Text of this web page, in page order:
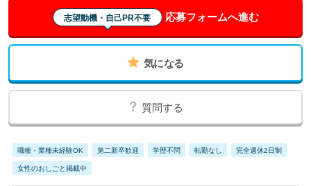
志望動機・自己PR不要 応募フォームへ進む
気になる
質問する
職種・業種未経験OK 第二新卒歓迎 学歴不問 転勤なし 完全週休2日制
女性のおしごと掲載中